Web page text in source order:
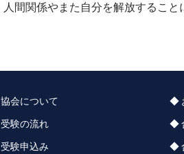
人間関係やまた自分を解放するこ
協会について
受験の流れ
受験申込み